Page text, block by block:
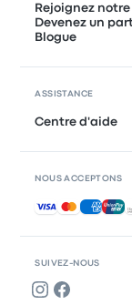
SUIVEZ-NOUS
Rejoignez
Devenez un
Blogue
ASSISTANCE
Centre d'aide
NOUS ACCEPTONS
Paiements